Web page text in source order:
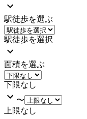
駅徒歩を選ぶ
駅徒歩を選択
面積を選ぶ
下限なし
〜
上限なし